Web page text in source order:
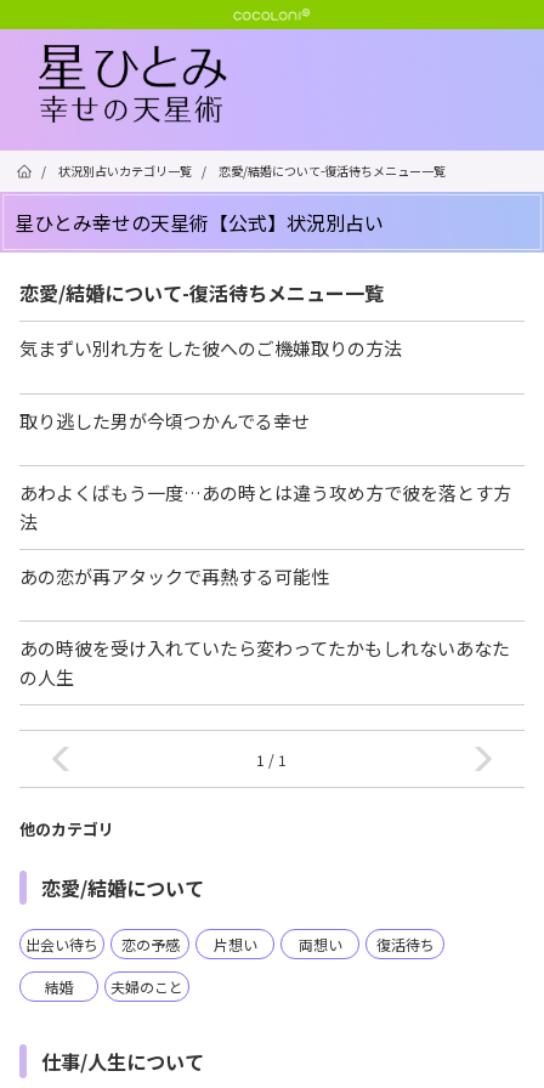
/ 状況別占いカテゴリ一覧 / 恋愛/結婚について-復活待ちメニュー一覧
星ひとみ幸せの天星術【公式】状況別占い
恋愛/結婚について-復活待ちメニュー一覧
気まずい別れ方をした彼へのご機嫌取りの方法
取り逃した男が今頃つかんでる幸せ
あわよくばもう一度…あの時とは違う攻め方で彼を落とす方
法
あの恋が再アタックで再熱する可能性
あの時彼を受け入れていたら変わってたかもしれないあなた
の人生
1 / 1
他のカテゴリ
恋愛/結婚について
出会い待ち 恋の予感 片想い 両想い 復活待ち
結婚 夫婦のこと
仕事/人生について